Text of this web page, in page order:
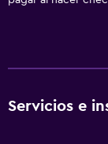
Servicios e